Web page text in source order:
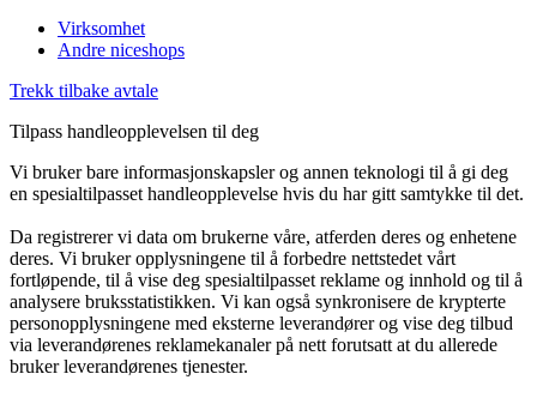
Virksomhet
Andre niceshops
Trekk tilbake avtale
Tilpass handleopplevelsen til deg
Vi bruker bare informasjonskapsler og annen teknologi til å gi deg
en spesialtilpasset handleopplevelse hvis du har gitt samtykke til det.
Da registrerer vi data om brukerne våre, atferden deres og enhetene
deres. Vi bruker opplysningene til å forbedre nettstedet vårt
fortløpende, til å vise deg spesialtilpasset reklame og innhold og til å
analysere bruksstatistikken. Vi kan også synkronisere de krypterte
personopplysningene med eksterne leverandører og vise deg tilbud
via leverandørenes reklamekanaler på nett forutsatt at du allerede
bruker leverandørenes tjenester.